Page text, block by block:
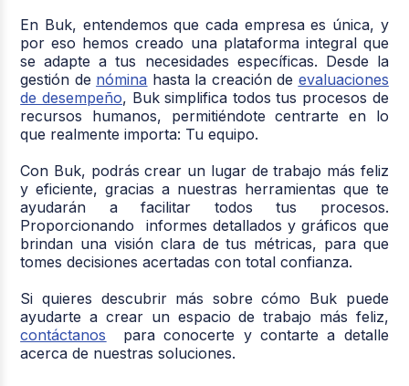
En Buk, entendemos que cada empresa es única, y
por eso hemos creado una plataforma integral que
se adapte a tus necesidades específicas. Desde la
gestión de nómina hasta la creación de evaluaciones
de desempeño, Buk simplifica todos tus procesos de
recursos humanos, permitiéndote centrarte en lo
que realmente importa: Tu equipo.
Con Buk, podrás crear un lugar de trabajo más feliz
y eficiente, gracias a nuestras herramientas que te
ayudarán a facilitar todos tus procesos.
Proporcionando informes detallados y gráficos que
brindan una visión clara de tus métricas, para que
tomes decisiones acertadas con total confianza.
Si quieres descubrir más sobre cómo Buk puede
ayudarte a crear un espacio de trabajo más feliz,
contáctanos para conocerte y contarte a detalle
acerca de nuestras soluciones.